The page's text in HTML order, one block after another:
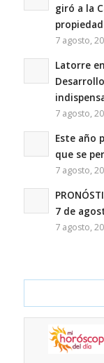
giró a la
7 agosto,
Latorre
7 agosto,
Este año
que se
7 agosto,
7 de
7 agosto,